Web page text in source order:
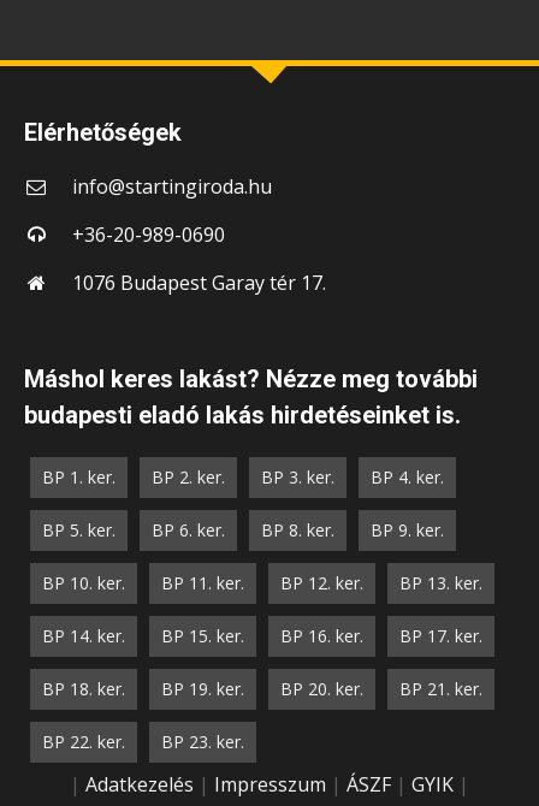
Elérhetőségek
info@startingiroda.hu
+36-20-989-0690
1076 Budapest Garay tér 17.
Máshol keres lakást? Nézze meg további
budapesti eladó lakás hirdetéseinket is.
BP 1. ker. BP 2. ker. BP 3. ker. BP 4. ker.
BP 5. ker. BP 6. ker. BP 8. ker. BP 9. ker.
BP 10. ker. BP 11. ker. BP 12. ker. BP 13. ker.
BP 14. ker. BP 15. ker. BP 16. ker. BP 17. ker.
BP 18. ker. BP 19. ker. BP 20. ker. BP 21. ker.
BP 22. ker. BP 23. ker.
| Adatkezelés | Impresszum | ÁSZF | GYIK |